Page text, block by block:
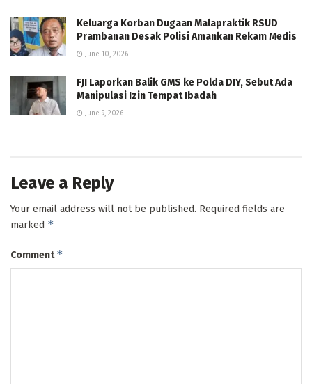
Keluarga Korban Dugaan Malapraktik RSUD
Prambanan Desak Polisi Amankan Rekam Medis
June 10, 2026
FJI Laporkan Balik GMS ke Polda DIY, Sebut Ada
Manipulasi Izin Tempat Ibadah
June 9, 2026
Leave a Reply
Your email address will not be published. Required fields are
marked *
Comment*